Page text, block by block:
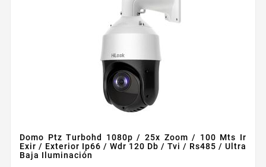
Domo Ptz Turbohd 1080p / 25x Zoom / 100 Mts Ir
Exir / Exterior Ip66 / Wdr 120 Db / Tvi / Rs485 / Ultra
Baja Iluminación